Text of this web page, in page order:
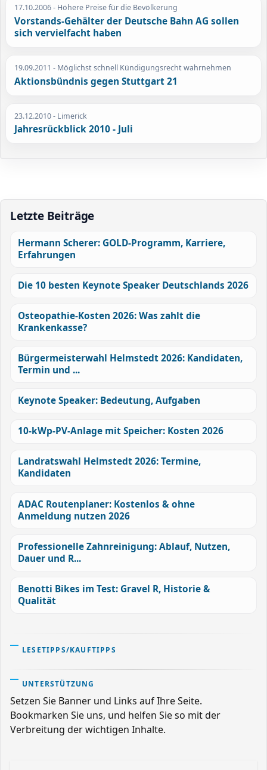
17.10.2006- Höhere Preise für die Bevölkerung
Vorstands-Gehälter der Deutsche Bahn AG sollen
sich vervielfacht haben
19.09.2011 - Möglichst schnell Kündigungsrecht wahrnehmen
Aktionsbündnis gegen Stuttgart 21
23.12.2010- Limerick
Jahresrückblick 2010 - Juli
Letzte Beiträge
Hermann Scherer: GOLD-Programm, Karriere,
Erfahrungen
Die 10 besten Keynote Speaker Deutschlands 2026
Osteopathie-Kosten 2026: Was zahlt die
Krankenkasse?
Bürgermeisterwahl Helmstedt 2026: Kandidaten,
Termin und ...
Keynote Speaker: Bedeutung, Aufgaben
10-kWp-PV-Anlage mit Speicher: Kosten 2026
Landratswahl Helmstedt 2026: Termine,
Kandidaten
ADAC Routenplaner: Kostenlos & ohne
Anmeldung nutzen 2026
Professionelle Zahnreinigung: Ablauf, Nutzen,
Dauer und R...
Benotti Bikes im Test: Gravel R, Historie &
Qualität
LESETIPPS/KAUFTIPPS
UNTERSTÜTZUNG
Setzen Sie Banner und Links auf Ihre Seite.
Bookmarken Sie uns, und helfen Sie so mit der
Verbreitung der wichtigen Inhalte.